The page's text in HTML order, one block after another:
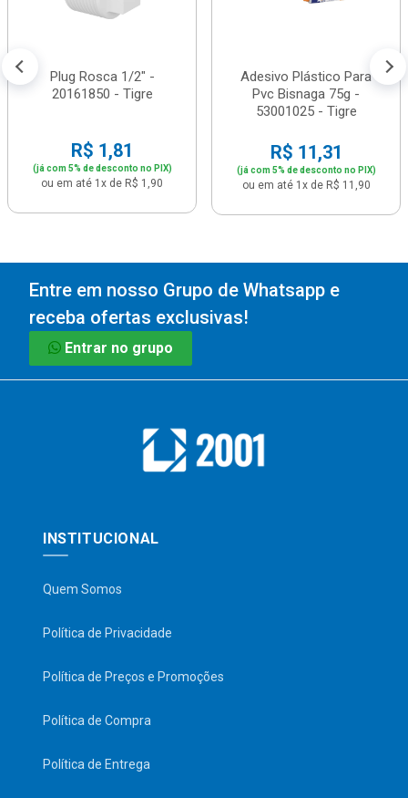
Plug Rosca 1/2" -
20161850 - Tigre
R$ 1,81
(já com 5% de desconto no PIX)
ou em até 1x de R$ 1,90
Adesivo Plástico Para
Pvc Bisnaga 75g -
53001025 - Tigre
R$ 11,31
(já com 5% de desconto no PIX)
ou em até 1x de R$ 11,90
Entre em nosso Grupo de Whatsapp e
receba ofertas exclusivas!
Entrar no grupo
INSTITUCIONAL
Quem Somos
Política de Privacidade
Política de Preços e Promoções
Política de Compra
Política de Entrega